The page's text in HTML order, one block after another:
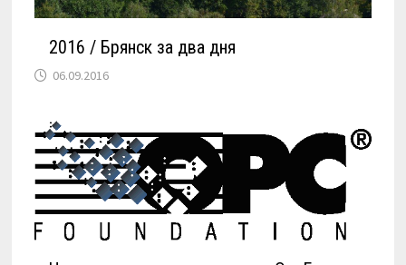
2016 / Брянск за два дня
06.09.2016